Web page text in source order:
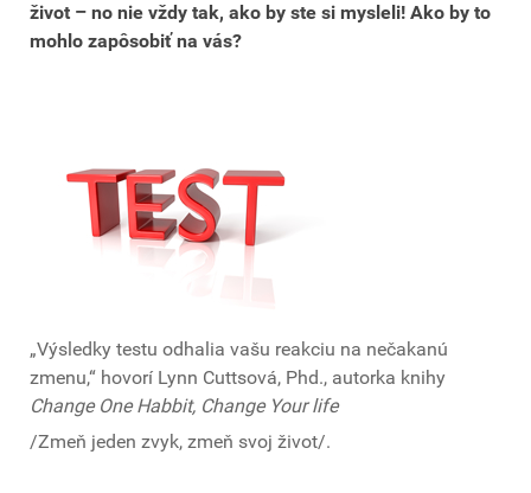
život – no nie vždy tak, ako by ste si mysleli! Ako by to
mohlo zapôsobiť na vás?
„Výsledky testu odhalia vašu reakciu na nečakanú
zmenu,“ hovorí Lynn Cuttsová, Phd., autorka knihy
Change One Habbit, Change Your life
/Zmeň jeden zvyk, zmeň svoj život/.